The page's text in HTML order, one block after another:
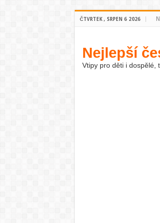
ČTVRTEK , SRPEN 6 2026
Nejlepší
Vtipy pro děti i dospělé,